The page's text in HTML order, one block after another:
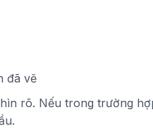
đã vẽ
rõ. Nếu trong trường